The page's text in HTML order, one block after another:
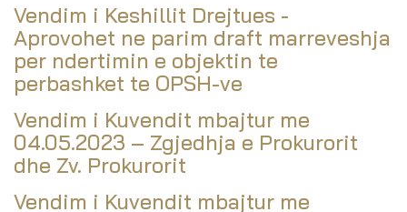
Vendim i Keshillit Drejtues -
Aprovohet ne parim draft marreveshja
per ndertimin e objektin te
perbashket te OPSH-ve
Vendim i Kuvendit mbajtur me
04.05.2023 – Zgjedhja e Prokurorit
dhe Zv. Prokurorit
Vendim i Kuvendit mbajtur me